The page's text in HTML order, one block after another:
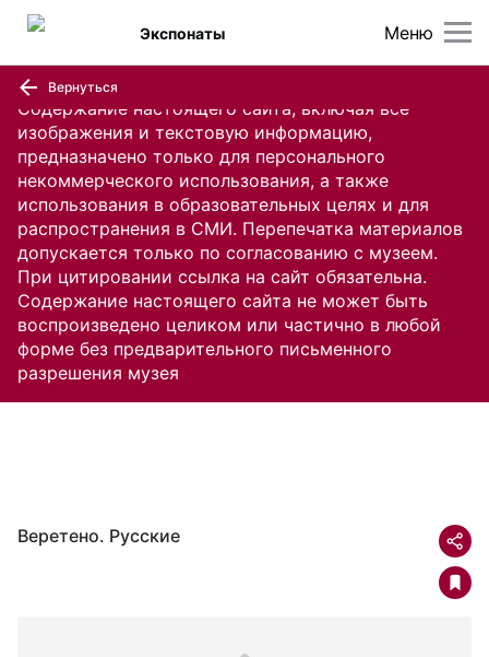
Содержание настоящего сайта, включая все
изображения и текстовую информацию,
предназначено только для персонального
некоммерческого использования, а также
использования в образовательных целях и для
распространения в СМИ. Перепечатка материалов
допускается только по согласованию с музеем.
При цитировании ссылка на сайт обязательна.
Содержание настоящего сайта не может быть
воспроизведено целиком или частично в любой
форме без предварительного письменного
разрешения музея
Меню
Экспонаты
Вернуться
Веретено. Русские